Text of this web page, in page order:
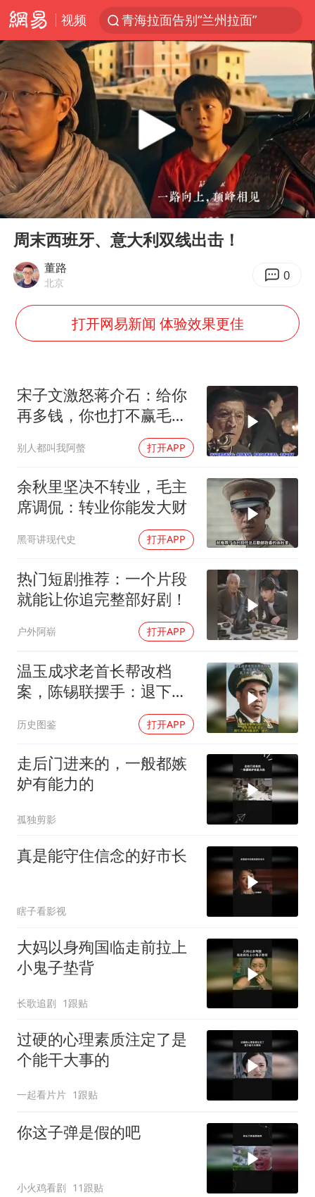
视频
青海拉面告别“兰州拉面”
台风白海豚登陆地点更新
以“新”破局 首发经济点亮城市消费活力
台风白海豚进入48小时警戒线
佛得角门将亮相智利俱乐部主场
中方回应是否在太平洋海底开采稀土
看守所辅警收受10万获刑1年
宇树科技发行价格150.80元/股
贵州轮胎子公司获美国退税8136万
U17国足1分钟轰2球
泰国一女公务员妆容引争议 本人回应
24小时不关空调 电费会更低吗
村民谈“梅姨”：叫的其实是“媒姨”
中国养老床位“三连降”
奋进开新局 实干挑大梁
Play
00:00 02:22
周末西班牙、意大利双线出击！
董路
北京 0
打开网易新闻 体验效果更佳
宋子文激怒蒋介石：给你
再多钱，你也打不赢毛泽
别人都叫我阿螫 打开APP
余秋里坚决不转业，毛主
席调侃：转业你能发大财
黑哥讲现代史 打开APP
热门短剧推荐：一个片段
就能让你追完整部好剧！
户外阿崭 打开APP
温玉成求老首长帮改档
案，陈锡联摆手：退下来
历史图鉴 打开APP
走后门进来的，一般都嫉
妒有能力的
孤独剪影
真是能守住信念的好市长
瞎子看影视
大妈以身殉国临走前拉上
小鬼子垫背
长歌追剧 1跟贴
过硬的心理素质注定了是
个能干大事的
一起看片片 1跟贴
你这子弹是假的吧
小火鸡看剧 11跟贴